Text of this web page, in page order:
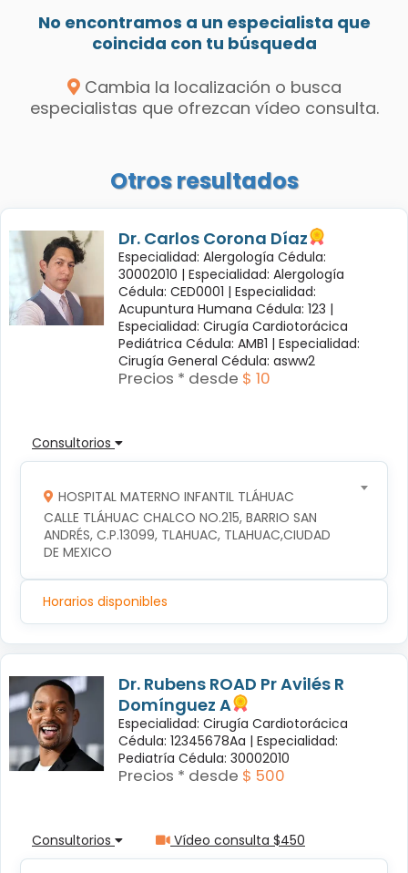
No encontramos a un especialista que
coincida con tu búsqueda
Cambia la localización o busca
especialistas que ofrezcan vídeo consulta.
Otros resultados
Dr. Carlos Corona Díaz
Especialidad: Alergología Cédula:
30002010 | Especialidad: Alergología
Cédula: CED0001 | Especialidad:
Acupuntura Humana Cédula: 123 |
Especialidad: Cirugía Cardiotorácica
Pediátrica Cédula: AMB1 | Especialidad:
Cirugía General Cédula: asww2
Precios * desde $ 10
Consultorios
HOSPITAL MATERNO INFANTIL TLÁHUAC
CALLE TLÁHUAC CHALCO NO.215, BARRIO SAN
ANDRÉS, C.P.13099, TLAHUAC, TLAHUAC,CIUDAD
DE MEXICO
Horarios disponibles
Dr. Rubens ROAD Pr Avilés R
Domínguez A
Especialidad: Cirugía Cardiotorácica
Cédula: 12345678Aa | Especialidad:
Pediatría Cédula: 30002010
Precios * desde $ 500
Consultorios Vídeo consulta $450